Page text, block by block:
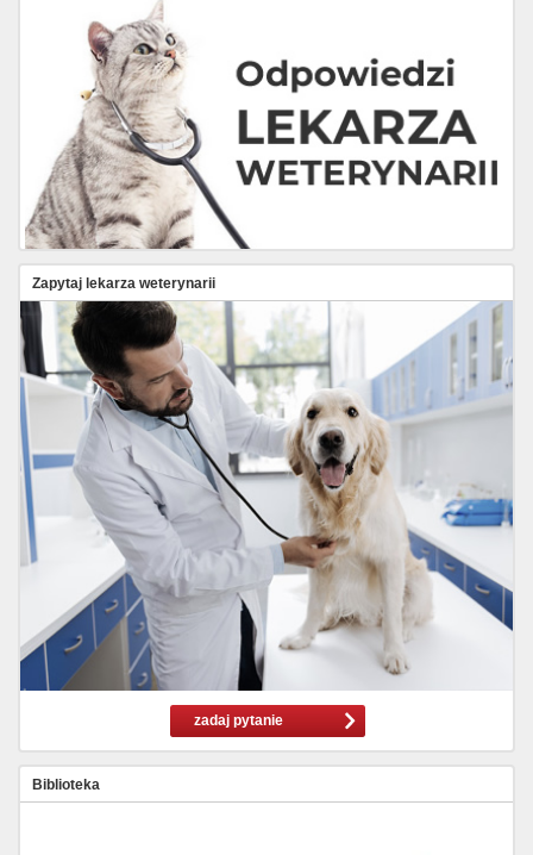
Zapytaj lekarza weterynarii
zadaj pytanie
Biblioteka